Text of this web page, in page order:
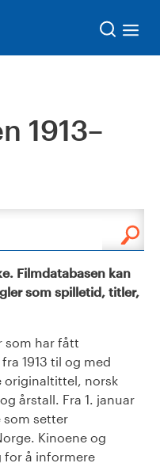
1913–
Filmdatabasen kan
som spilletid, titler,
som har fått
1913 til og med
originaltittel, norsk
årstall. Fra 1. januar
setter
Kinoene og
for å informere